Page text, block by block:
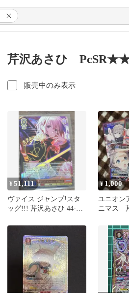
芹沢あさひ PcSR★★
販売中のみ表示
¥51,111
ヴァイス ジャンプ!スタ
ッグ!!! 芹沢あさひ 44-
¥ 1,000
ユニオ
ニマス